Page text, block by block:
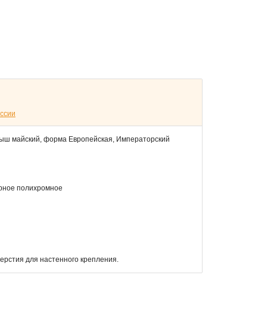
майский, форма Европейская, Императорский
полихромное
для настенного крепления.